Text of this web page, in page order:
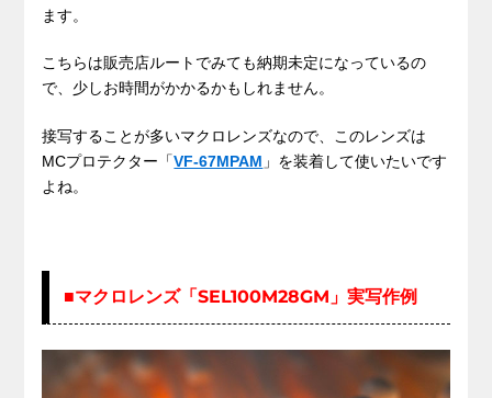
ます。
こちらは販売店ルートでみても納期未定になっているの
で、少しお時間がかかるかもしれません。
接写することが多いマクロレンズなので、このレンズは
MCプロテクター「VF-67MPAM 」を装着して使いたいです
よね。
■マクロレンズ「SEL100M28GM」実写作例